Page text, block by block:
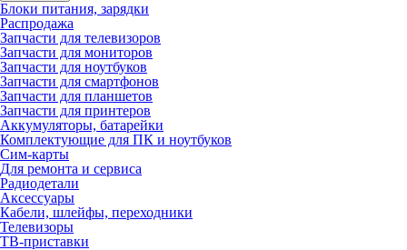
Блоки питания, зарядки
Распродажа
Запчасти для телевизоров
Запчасти для мониторов
Запчасти для ноутбуков
Запчасти для смартфонов
Запчасти для планшетов
Запчасти для принтеров
Аккумуляторы, батарейки
Комплектующие для ПК и ноутбуков
Сим-карты
Для ремонта и сервиса
Радиодетали
Аксессуары
Кабели, шлейфы, переходники
Телевизоры
ТВ-приставки